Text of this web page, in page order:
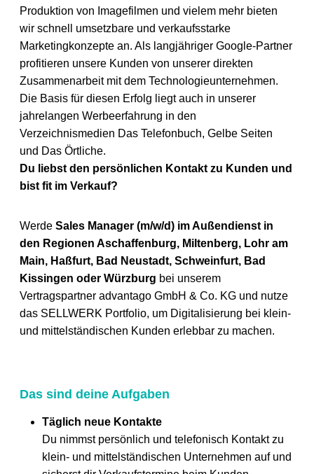
Produktion von Imagefilmen und vielem mehr bieten
wir schnell umsetzbare und verkaufsstarke
Marketingkonzepte an. Als langjähriger Google-Partner
profitieren unsere Kunden von unserer direkten
Zusammenarbeit mit dem Technologieunternehmen.
Die Basis für diesen Erfolg liegt auch in unserer
jahrelangen Werbeerfahrung in den
Verzeichnismedien Das Telefonbuch, Gelbe Seiten
und Das Örtliche.
Du liebst den persönlichen Kontakt zu Kunden und
bist fit im Verkauf?
WerdeSales Manager (m/w/d) im Außendienst in
den Regionen Aschaffenburg, Miltenberg, Lohr am
Main, Haßfurt, Bad Neustadt, Schweinfurt, Bad
Kissingen oder Würzburg bei unserem
Vertragspartner advantago GmbH & Co. KG und nutze
das SELLWERK Portfolio, um Digitalisierung bei klein-
und mittelständischen Kunden erlebbar zu machen.
Das sind deine Aufgaben
Täglich neue Kontakte
Du nimmst persönlich und telefonisch Kontakt zu
klein- und mittelständischen Unternehmen auf und